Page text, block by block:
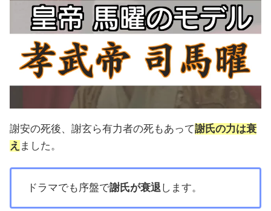
謝安の死後、謝玄ら有力者の死もあって謝氏の力は衰
え ました。
ドラマでも序盤で謝氏が衰退 します。